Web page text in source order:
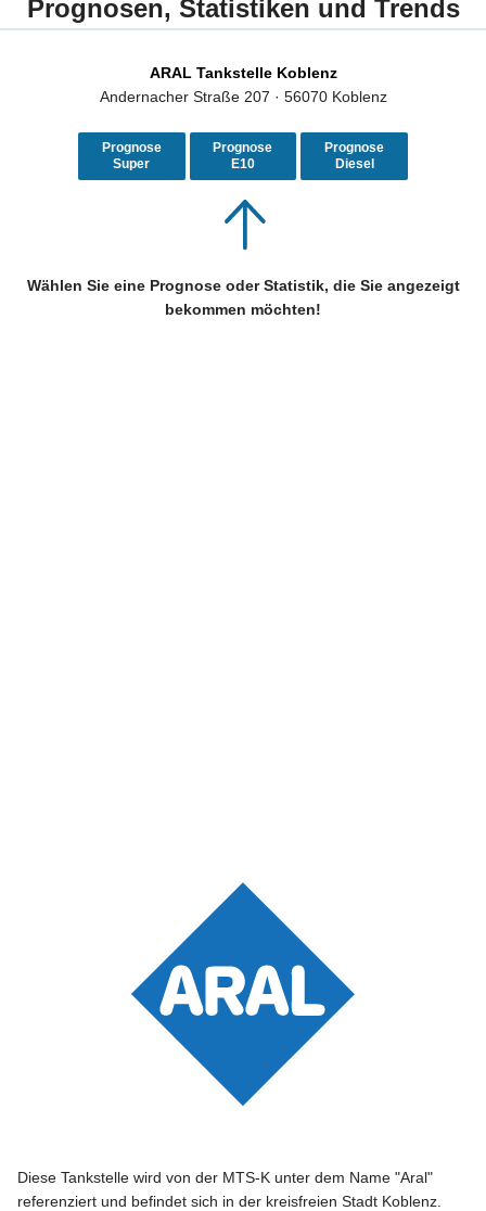
Prognosen, Statistiken und Trends
ARAL Tankstelle Koblenz
Andernacher Straße 207 · 56070 Koblenz
Prognose
Super
Prognose
E10
Prognose
Diesel
Wählen Sie eine Prognose oder Statistik, die Sie angezeigt
bekommen möchten!
Diese Tankstelle wird von der MTS-K unter dem Name "Aral"
referenziert und befindet sich in der kreisfreien Stadt Koblenz.